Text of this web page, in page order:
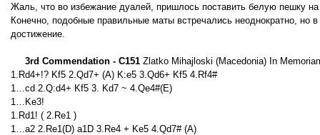
Жаль, что во избежание дуалей, пришлось поставить белую пешку
Конечно, подобные правильные маты встречались неоднократно, но
достижение.
3rd Commendation - C151 Zlatko Mihajloski (Macedonia) In
1.Rd4+!? Kf5 2.Qd7+ (A) K:e5 3.Qd6+ Kf5 4.Rf4#
1…cd 2.Q:d4+ Kf5 3. Kd7 ~ 4.Qe4#(E)
1…Ke3!
1.Rd1! ( 2.Re1 )
1…a2 2.Re1(D) a1D 3.Re4 + Ke5 4.Qd7# (A)